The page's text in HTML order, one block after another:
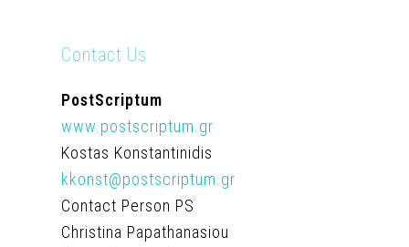
Contact Us
PostScriptum
www.postscriptum.gr
Kostas Konstantinidis
kkonst@postscriptum.gr
Contact Person PS
Christina Papathanasiou